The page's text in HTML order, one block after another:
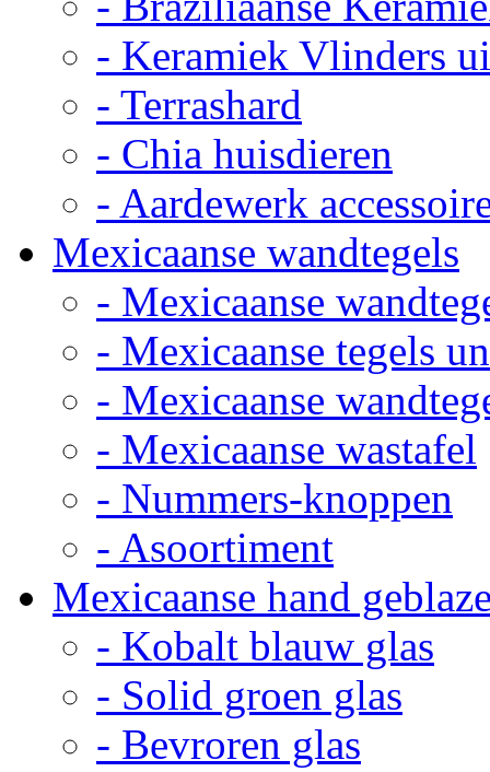
- Keramiek Vlinders
- Terrashard
- Chia huisdieren
- Aardewerk
Mexicaanse wandtegels
- Mexicaanse
- Mexicaanse tegels
- Mexicaanse
- Mexicaanse wastafel
- Nummers-knoppen
- Asoortiment
Mexicaanse hand
- Kobalt blauw glas
- Solid groen glas
- Bevroren glas